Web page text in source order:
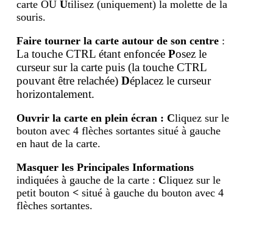
carte OUUtilisez (uniquement) la molette de la
souris.
Faire tourner la carte autour de son centre :
La touche CTRL étant enfoncéePosez le
curseur sur la carte puis (la toucheCTRL
pouvant être relachée)Déplacez le curseur
horizontalement.
Ouvrir la carte en plein écran :Cliquez sur le
bouton avec 4 flèches sortantes situé à gauche
en haut de la carte.
Masquer les Principales Informations
indiquées à gauche de la carte :Cliquez sur le
petit bouton < situé à gauche du bouton avec 4
flèches sortantes.